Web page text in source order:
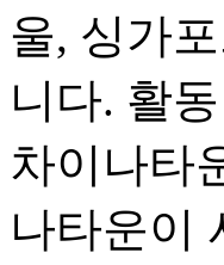
울, 싱가
니다. 활
차이나타
나타운이